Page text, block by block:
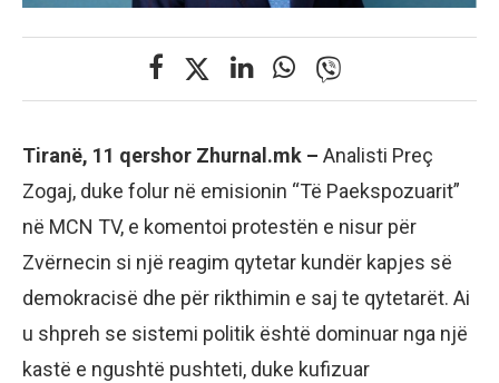
Tiranë, 11 qershor Zhurnal.mk – Analisti Preç
Zogaj, duke folur në emisionin “Të Paekspozuarit”
në MCN TV, e komentoi protestën e nisur për
Zvërnecin si një reagim qytetar kundër kapjes së
demokracisë dhe për rikthimin e saj te qytetarët. Ai
u shpreh se sistemi politik është dominuar nga një
kastë e ngushtë pushteti, duke kufizuar